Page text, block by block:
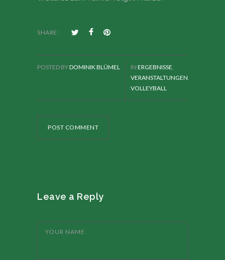
SHARE:
POST COMMENT
POSTED BYDOMINIK BLÜMEL IN ERGEBNISSE
VERANSTALTUNGEN
VOLLEYBALL
Leave a Reply
YOUR NAME